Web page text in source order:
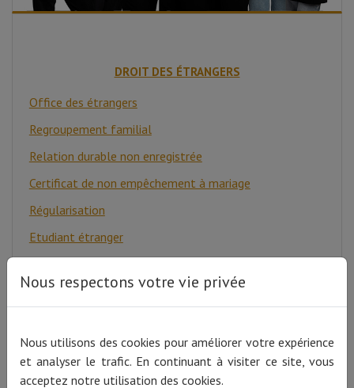
DROIT DES ÉTRANGERS
Office des étrangers
Regroupement familial
Relation durable non enregistrée
Certificat de non empêchement à mariage
Régularisation
Etudiant étranger
Stagiaire étranger
Permis de travail
Carte professionnelle
Nous respectons votre vie privée
Nous utilisons des cookies pour améliorer votre expérience
et analyser le trafic. En continuant à visiter ce site, vous
acceptez notre utilisation des cookies.